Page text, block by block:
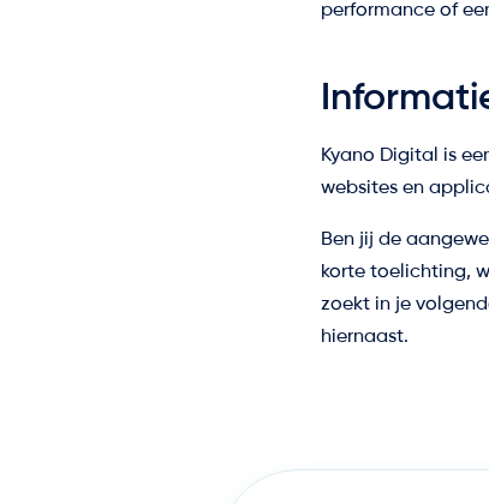
performance of
Kyano Digital is
websites en
Ben jij de
korte toelichting,
zoekt in je
hiernaast.